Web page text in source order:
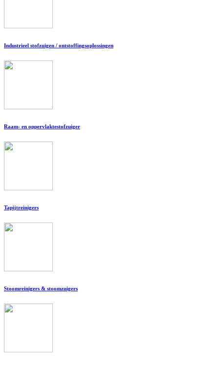
Industrieel stofzuigen / ontstoffingsoplossingen
Raam- en oppervlaktestofzuiger
Tapijtreinigers
Stoomreinigers & stoomzuigers